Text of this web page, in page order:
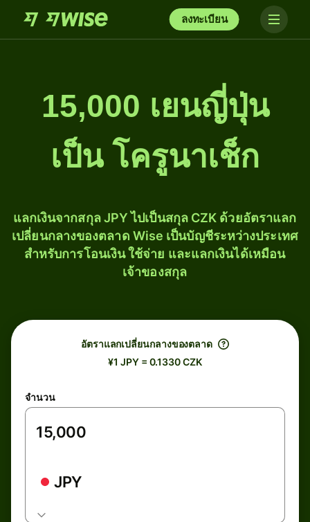
ลงทะเบียน
15,000 เยนญี่ปุ่น
เป็น โครูนาเช็ก
แลกเงินจากสกุล JPY ไปเป็นสกุล CZK ด้วยอัตราแลก
เปลี่ยนกลางของตลาด Wise เป็นบัญชีระหว่างประเทศ
สำหรับการโอนเงิน ใช้จ่าย และแลกเงินได้เหมือน
เจ้าของสกุล
อัตราแลกเปลี่ยนกลางของตลาด
¥1 JPY = 0.1330 CZK
จำนวน
JPY